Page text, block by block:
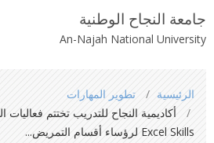
جامعة النجاح الوطنية
An-Najah National University
are
here
الرئيسية
تطوير المهارات
Excel Skills لرؤساء أقسام التمريض...